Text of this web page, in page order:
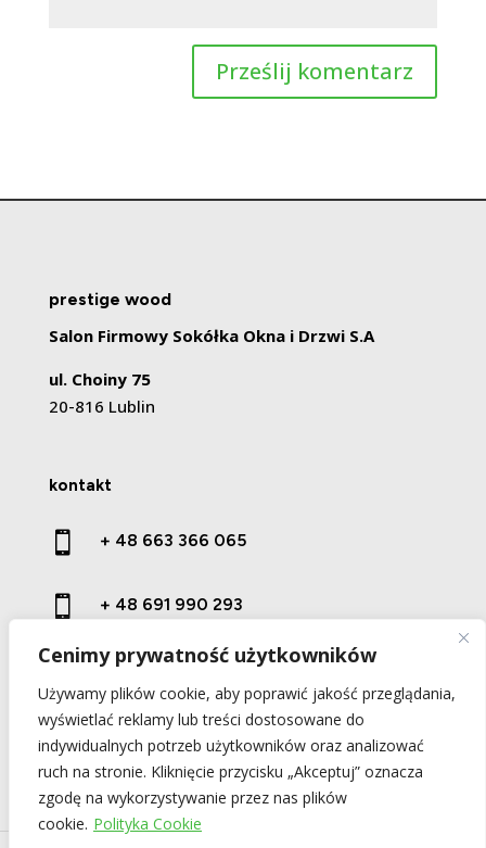
Cenimy prywatność użytkowników
Używamy plików cookie, aby poprawić jakość przeglądania,
wyświetlać reklamy lub treści dostosowane do
indywidualnych potrzeb użytkowników oraz analizować
ruch na stronie. Kliknięcie przycisku „Akceptuj” oznacza
zgodę na wykorzystywanie przez nas plików
cookie. Polityka Cookie
prestige wood
Salon Firmowy Sokółka Okna i Drzwi S.A
ul. Choiny 75
20-816 Lublin
kontakt
 + 48 663 366 065
 + 48 691 990 293
 kontakt@prestige-wood.pl